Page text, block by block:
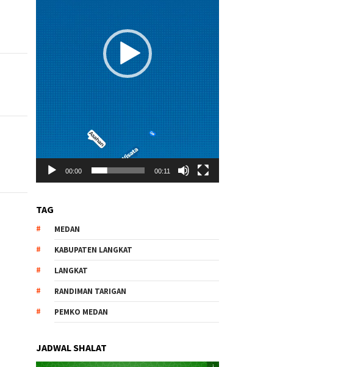
00:00 00:11
TAG
MEDAN
KABUPATEN LANGKAT
LANGKAT
RANDIMAN TARIGAN
PEMKO MEDAN
JADWAL SHALAT